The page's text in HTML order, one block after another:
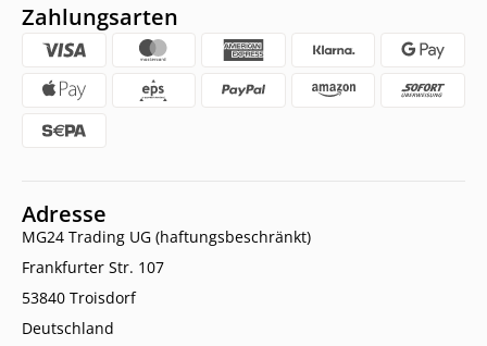
Zahlungsarten
Adresse
MG24 Trading UG (haftungsbeschränkt)
Frankfurter Str. 107
53840 Troisdorf
Deutschland